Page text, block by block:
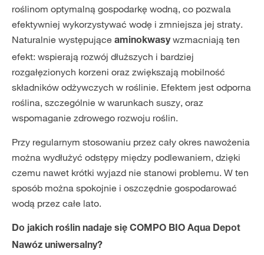
roślinom optymalną gospodarkę wodną, co pozwala
efektywniej wykorzystywać wodę i zmniejsza jej straty.
Naturalnie występujące aminokwasywzmacniają ten
efekt: wspierają rozwój dłuższych i bardziej
rozgałęzionych korzeni oraz zwiększają mobilność
składników odżywczych w roślinie. Efektem jest odporna
roślina, szczególnie w warunkach suszy, oraz
wspomaganie zdrowego rozwoju roślin.
Przy regularnym stosowaniu przez cały okres nawożenia
można wydłużyć odstępy między podlewaniem, dzięki
czemu nawet krótki wyjazd nie stanowi problemu. W ten
sposób można spokojnie i oszczędnie gospodarować
wodą przez całe lato.
Do jakich roślin nadaje się COMPO BIO Aqua Depot
Nawóz uniwersalny?